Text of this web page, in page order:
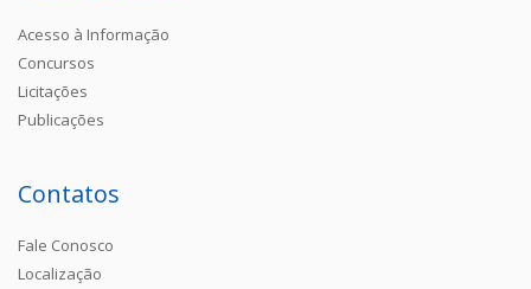
Acesso à Informação
Concursos
Licitações
Publicações
Contatos
Fale Conosco
Localização